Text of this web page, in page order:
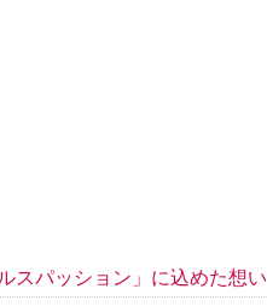
パッション」に込めた想い